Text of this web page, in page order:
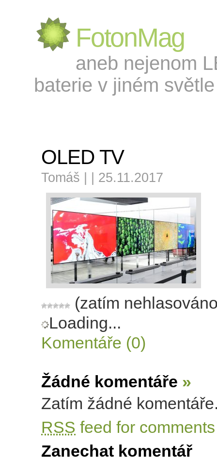
FotonMag
aneb nejenom
baterie v jiném
OLED TV
Tomáš | | 25.11.2017
(zatím
Loading...
Komentáře (0)
Žádné komentáře »
Zatím žádné
RSS feed for
Zanechat komentář